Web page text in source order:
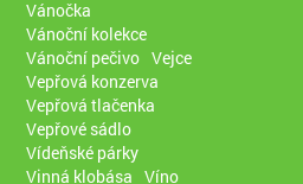
Vánočka
Vánoční kolekce
Vánoční pečivo Vejce
Vepřová konzerva
Vepřová tlačenka
Vepřové sádlo
Vídeňské párky
Vinná klobása Víno